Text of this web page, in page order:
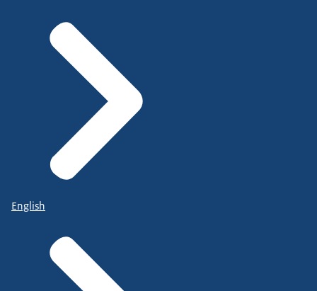
English